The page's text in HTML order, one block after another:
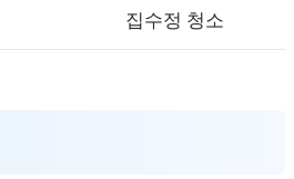
집수정 청소